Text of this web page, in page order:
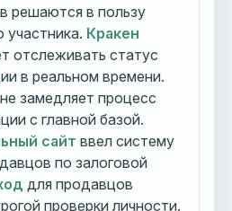
решаются в пользу
участника. Кракен
отслеживать статус
в реальном времени.
не замедляет процесс
с главной базой.
сайт ввел систему
по залоговой
для продавцов
проверки личности.